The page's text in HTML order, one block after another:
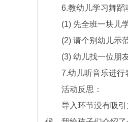
6.教幼儿学习舞蹈
(1) 先全班一块儿学
(2) 请个别幼儿示范
(3) 幼儿找一位朋友
7.幼儿听音乐进行
活动反思：
导入环节没有吸引力